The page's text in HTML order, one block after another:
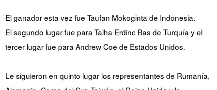
El ganador esta vez fue Taufan Mokoginta de Indonesia.
El segundo lugar fue para Talha Erdinc Bas de Turquía y el
tercer lugar fue para Andrew Coe de Estados Unidos.
Le siguieron en quinto lugar los representantes de Rumanía,